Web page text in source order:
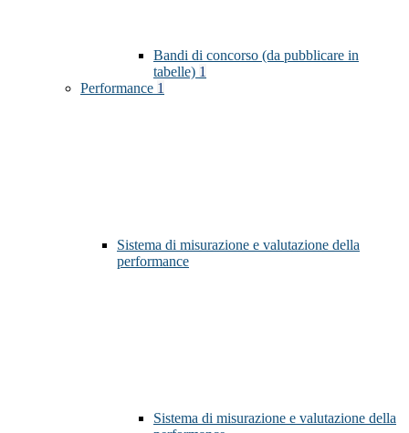
Bandi di concorso (da pubblicare in
tabelle) 1
Performance 1
Sistema di misurazione e valutazione della
performance
Sistema di misurazione e valutazione della